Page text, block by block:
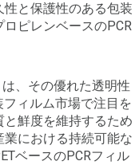
と保護性のある包装
ピレンベースのPCR
、その優れた透明性
ィルム市場で注目を
鮮度を維持するため
における持続可能な
ベースのPCRフィル